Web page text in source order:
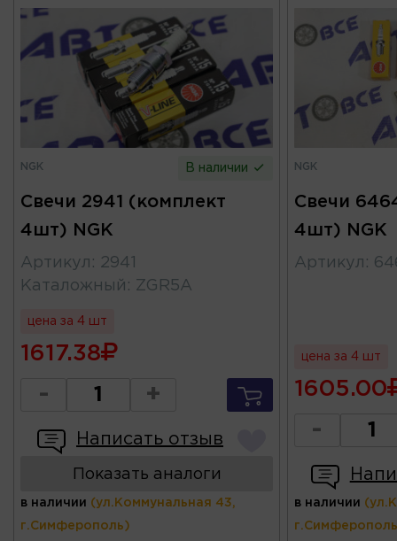
NGK В наличии
Свечи 2941 (комплект
4шт) NGK
Артикул : 2941
Каталожный : ZGR5A
цена за 4 шт
1617.38
- +
Написать отзыв
Показать аналоги
в наличии (ул.Коммунальная 43,
г.Симферополь)
NGK
Свечи
4шт) NGK
Артикул :
цена за 4 шт
1605.00
-
в наличии